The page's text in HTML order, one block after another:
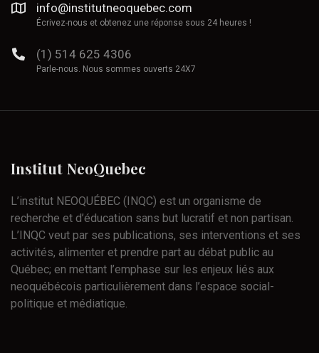
info@institutneoquebec.com
Écrivez-nous et obtenez une réponse sous 24 heures !
(1) 514 625 4306
Parle-nous. Nous sommes ouverts 24X7
Institut NeoQuebec
L’institut NEOQUÉBEC (INQC) est un organisme de
recherche et d’éducation sans but lucratif et non partisan.
L’INQC veut par ses publications, ses interventions et ses
activités, alimenter et prendre part au débat public au
Québec; en mettant l’emphase sur les enjeux liés aux
neoquébécois particulièrement dans l’espace social-
politique et médiatique.